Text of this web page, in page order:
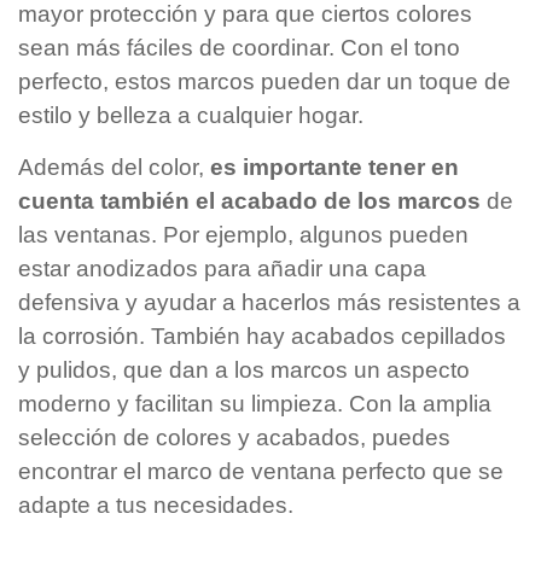
mayor protección y para que ciertos colores
sean más fáciles de coordinar. Con el tono
perfecto, estos marcos pueden dar un toque de
estilo y belleza a cualquier hogar.
Además del color, es importante tener en
cuenta también el acabado de los marcos de
las ventanas. Por ejemplo, algunos pueden
estar anodizados para añadir una capa
defensiva y ayudar a hacerlos más resistentes a
la corrosión. También hay acabados cepillados
y pulidos, que dan a los marcos un aspecto
moderno y facilitan su limpieza. Con la amplia
selección de colores y acabados, puedes
encontrar el marco de ventana perfecto que se
adapte a tus necesidades.